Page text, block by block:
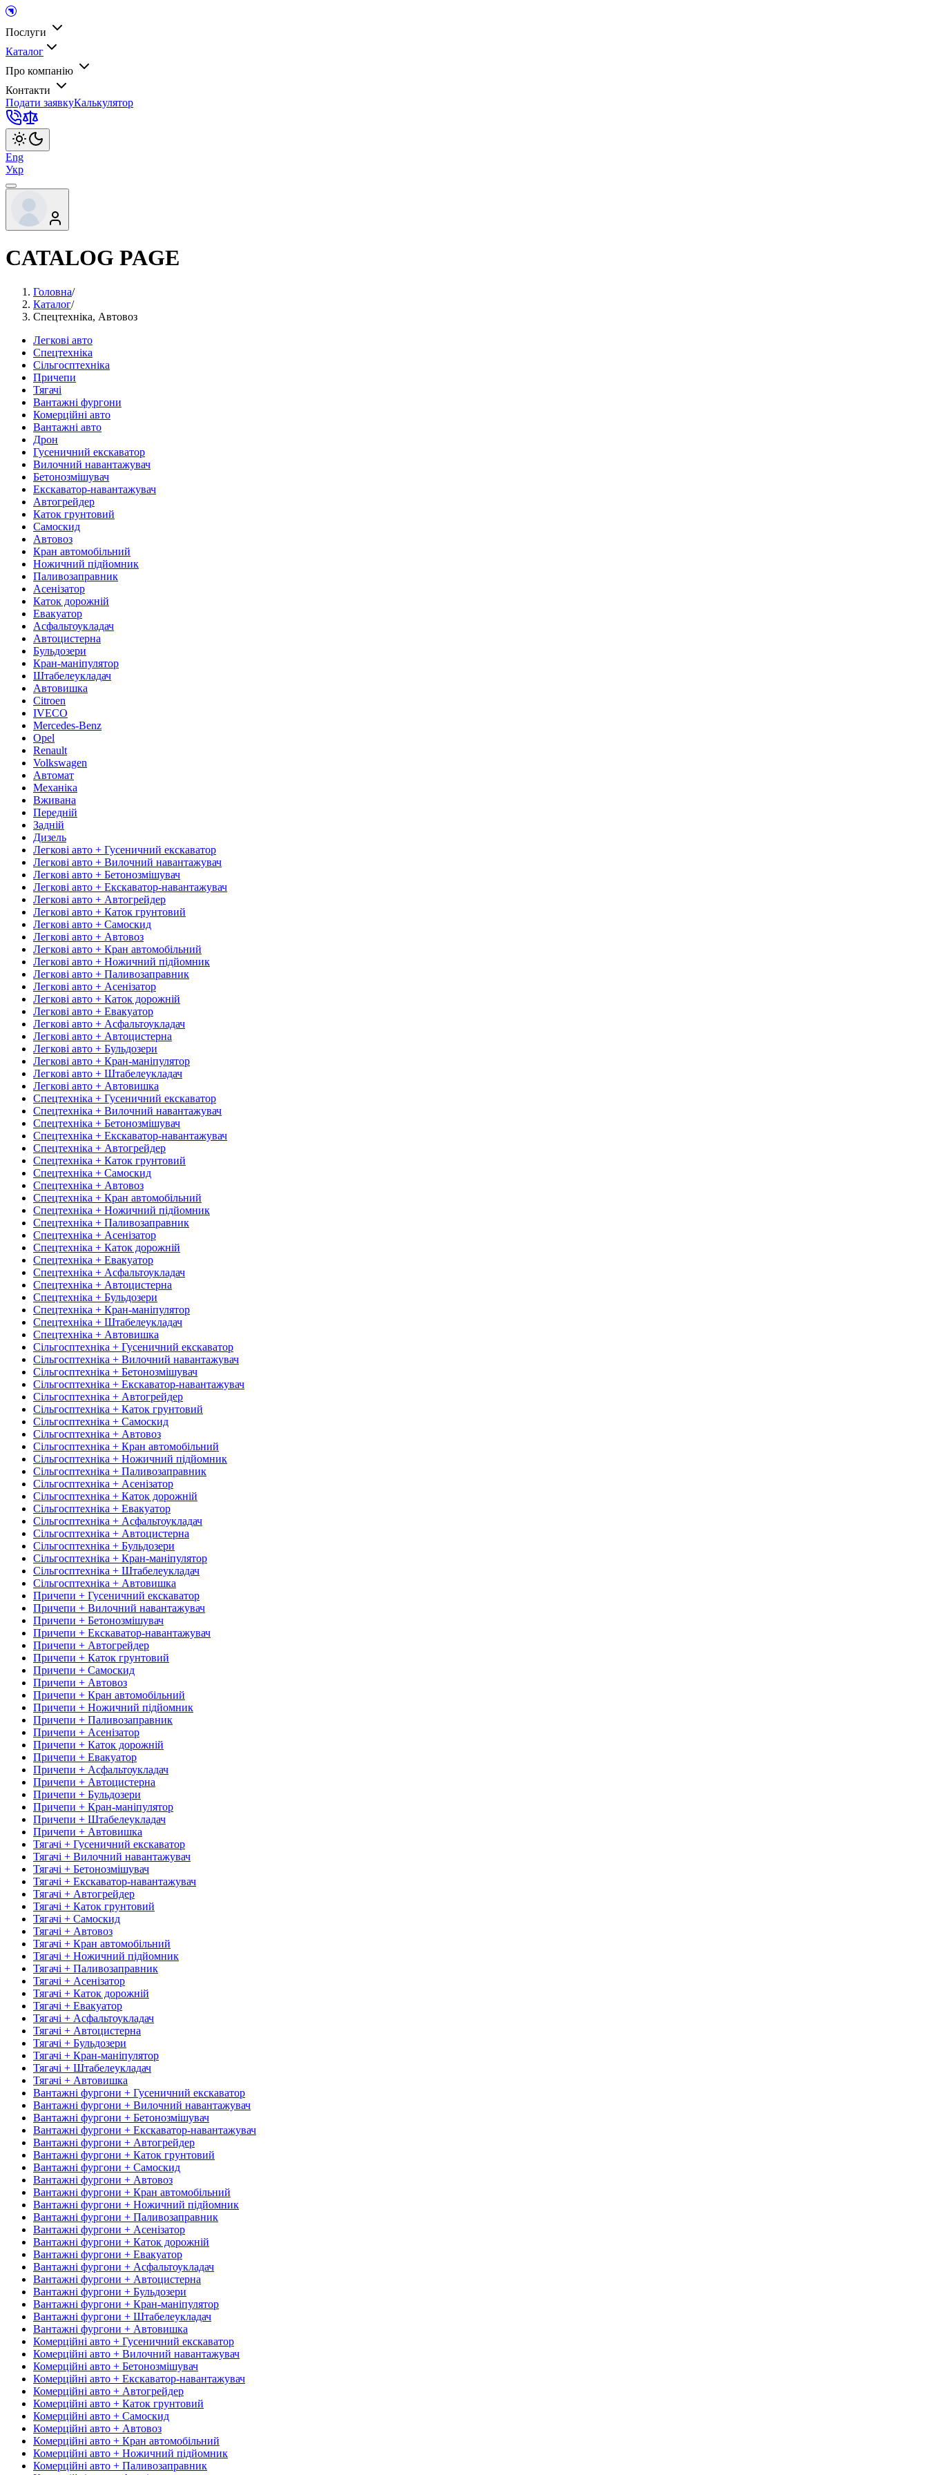
Послуги
Каталог
Про компанію
Контакти
Подати заявкуКалькулятор
Eng
Укр
CATALOG PAGE
Головна/
Каталог/
Спецтехніка, Автовоз
Легкові авто
Спецтехніка
Сільгосптехніка
Причепи
Тягачі
Вантажні фургони
Комерційні авто
Вантажні авто
Дрон
Гусеничний екскаватор
Вилочний навантажувач
Бетонозмішувач
Екскаватор-навантажувач
Автогрейдер
Каток грунтовий
Самоскид
Автовоз
Кран автомобільний
Ножичний підйомник
Паливозаправник
Асенізатор
Каток дорожній
Евакуатор
Асфальтоукладач
Автоцистерна
Бульдозери
Кран-маніпулятор
Штабелеукладач
Автовишка
Citroen
IVECO
Mercedes-Benz
Opel
Renault
Volkswagen
Автомат
Механіка
Вживана
Передній
Задній
Дизель
Легкові авто + Гусеничний екскаватор
Легкові авто + Вилочний навантажувач
Легкові авто + Бетонозмішувач
Легкові авто + Екскаватор-навантажувач
Легкові авто + Автогрейдер
Легкові авто + Каток грунтовий
Легкові авто + Самоскид
Легкові авто + Автовоз
Легкові авто + Кран автомобільний
Легкові авто + Ножичний підйомник
Легкові авто + Паливозаправник
Легкові авто + Асенізатор
Легкові авто + Каток дорожній
Легкові авто + Евакуатор
Легкові авто + Асфальтоукладач
Легкові авто + Автоцистерна
Легкові авто + Бульдозери
Легкові авто + Кран-маніпулятор
Легкові авто + Штабелеукладач
Легкові авто + Автовишка
Спецтехніка + Гусеничний екскаватор
Спецтехніка + Вилочний навантажувач
Спецтехніка + Бетонозмішувач
Спецтехніка + Екскаватор-навантажувач
Спецтехніка + Автогрейдер
Спецтехніка + Каток грунтовий
Спецтехніка + Самоскид
Спецтехніка + Автовоз
Спецтехніка + Кран автомобільний
Спецтехніка + Ножичний підйомник
Спецтехніка + Паливозаправник
Спецтехніка + Асенізатор
Спецтехніка + Каток дорожній
Спецтехніка + Евакуатор
Спецтехніка + Асфальтоукладач
Спецтехніка + Автоцистерна
Спецтехніка + Бульдозери
Спецтехніка + Кран-маніпулятор
Спецтехніка + Штабелеукладач
Спецтехніка + Автовишка
Сільгосптехніка + Гусеничний екскаватор
Сільгосптехніка + Вилочний навантажувач
Сільгосптехніка + Бетонозмішувач
Сільгосптехніка + Екскаватор-навантажувач
Сільгосптехніка + Автогрейдер
Сільгосптехніка + Каток грунтовий
Сільгосптехніка + Самоскид
Сільгосптехніка + Автовоз
Сільгосптехніка + Кран автомобільний
Сільгосптехніка + Ножичний підйомник
Сільгосптехніка + Паливозаправник
Сільгосптехніка + Асенізатор
Сільгосптехніка + Каток дорожній
Сільгосптехніка + Евакуатор
Сільгосптехніка + Асфальтоукладач
Сільгосптехніка + Автоцистерна
Сільгосптехніка + Бульдозери
Сільгосптехніка + Кран-маніпулятор
Сільгосптехніка + Штабелеукладач
Сільгосптехніка + Автовишка
Причепи + Гусеничний екскаватор
Причепи + Вилочний навантажувач
Причепи + Бетонозмішувач
Причепи + Екскаватор-навантажувач
Причепи + Автогрейдер
Причепи + Каток грунтовий
Причепи + Самоскид
Причепи + Автовоз
Причепи + Кран автомобільний
Причепи + Ножичний підйомник
Причепи + Паливозаправник
Причепи + Асенізатор
Причепи + Каток дорожній
Причепи + Евакуатор
Причепи + Асфальтоукладач
Причепи + Автоцистерна
Причепи + Бульдозери
Причепи + Кран-маніпулятор
Причепи + Штабелеукладач
Причепи + Автовишка
Тягачі + Гусеничний екскаватор
Тягачі + Вилочний навантажувач
Тягачі + Бетонозмішувач
Тягачі + Екскаватор-навантажувач
Тягачі + Автогрейдер
Тягачі + Каток грунтовий
Тягачі + Самоскид
Тягачі + Автовоз
Тягачі + Кран автомобільний
Тягачі + Ножичний підйомник
Тягачі + Паливозаправник
Тягачі + Асенізатор
Тягачі + Каток дорожній
Тягачі + Евакуатор
Тягачі + Асфальтоукладач
Тягачі + Автоцистерна
Тягачі + Бульдозери
Тягачі + Кран-маніпулятор
Тягачі + Штабелеукладач
Тягачі + Автовишка
Вантажні фургони + Гусеничний екскаватор
Вантажні фургони + Вилочний навантажувач
Вантажні фургони + Бетонозмішувач
Вантажні фургони + Екскаватор-навантажувач
Вантажні фургони + Автогрейдер
Вантажні фургони + Каток грунтовий
Вантажні фургони + Самоскид
Вантажні фургони + Автовоз
Вантажні фургони + Кран автомобільний
Вантажні фургони + Ножичний підйомник
Вантажні фургони + Паливозаправник
Вантажні фургони + Асенізатор
Вантажні фургони + Каток дорожній
Вантажні фургони + Евакуатор
Вантажні фургони + Асфальтоукладач
Вантажні фургони + Автоцистерна
Вантажні фургони + Бульдозери
Вантажні фургони + Кран-маніпулятор
Вантажні фургони + Штабелеукладач
Вантажні фургони + Автовишка
Комерційні авто + Гусеничний екскаватор
Комерційні авто + Вилочний навантажувач
Комерційні авто + Бетонозмішувач
Комерційні авто + Екскаватор-навантажувач
Комерційні авто + Автогрейдер
Комерційні авто + Каток грунтовий
Комерційні авто + Самоскид
Комерційні авто + Автовоз
Комерційні авто + Кран автомобільний
Комерційні авто + Ножичний підйомник
Комерційні авто + Паливозаправник